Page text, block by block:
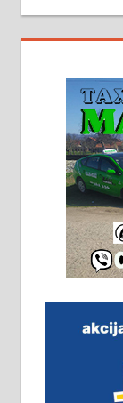
адресе.
халу
плацу
064/321-
На
м2 са
виру у
замена.